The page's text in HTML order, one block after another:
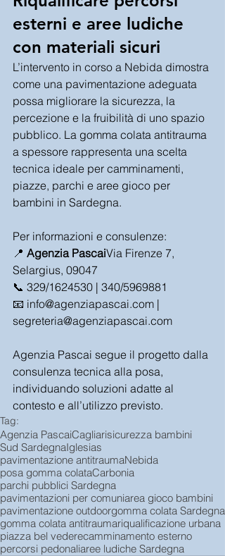
esterni e aree ludiche
con materiali sicuri
L’intervento in corso a Nebida dimostra
come una pavimentazione adeguata
possa migliorare la sicurezza, la
percezione e la fruibilità di uno spazio
pubblico. La gomma colata antitrauma
a spessore rappresenta una scelta
tecnica ideale per camminamenti,
piazze, parchi e aree gioco per
bambini in Sardegna.
Per informazioni e consulenze:
📍 Agenzia PascaiVia Firenze 7,
Selargius, 09047
📞 329/1624530 | 340/5969881
📧 info@agenziapascai.com |
segreteria@agenziapascai.com
Agenzia Pascai segue il progetto dalla
consulenza tecnica alla posa,
individuando soluzioni adatte al
contesto e all’utilizzo previsto.
Tag:
Agenzia PascaiCagliarisicurezza bambini
Sud SardegnaIglesias
pavimentazione antitraumaNebida
posa gomma colataCarbonia
parchi pubblici Sardegna
pavimentazioni per comuniarea gioco bambini
pavimentazione outdoorgomma colata Sardegna
gomma colata antitraumariqualificazione urbana
piazza bel vederecamminamento esterno
percorsi pedonaliaree ludiche Sardegna